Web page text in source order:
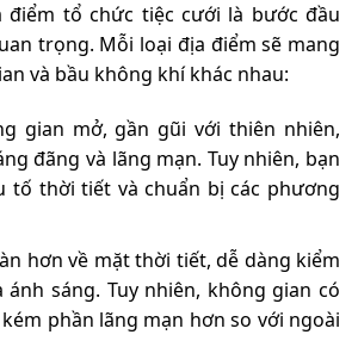
điểm tổ chức tiệc cưới là bước đầu
trọng. Mỗi loại địa điểm sẽ mang
và bầu không khí khác nhau:
gian mở, gần gũi với thiên nhiên,
đãng và lãng mạn. Tuy nhiên, bạn
tố thời tiết và chuẩn bị các phương
hơn về mặt thời tiết, dễ dàng kiểm
sáng. Tuy nhiên, không gian có
phần lãng mạn hơn so với ngoài